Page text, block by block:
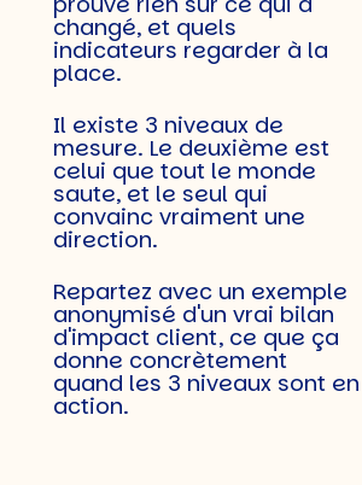
changé, et quels
indicateurs regarder à la
place.
Il existe 3 niveaux de
mesure. Le deuxième est
celui que tout le monde
saute, et le seul qui
convainc vraiment une
direction.
Repartez avec un exemple
anonymisé d'un vrai bilan
d'impact client, ce que ça
donne concrètement
quand les 3 niveaux sont en
action.